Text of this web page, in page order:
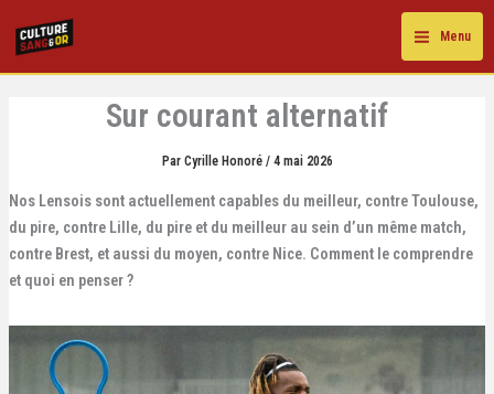
Menu
Sur courant alternatif
Par Cyrille Honoré / 4 mai 2026
Nos Lensois sont actuellement capables du meilleur, contre Toulouse,
du pire, contre Lille, du pire et du meilleur au sein d’un même match,
contre Brest, et aussi du moyen, contre Nice. Comment le comprendre
et quoi en penser ?